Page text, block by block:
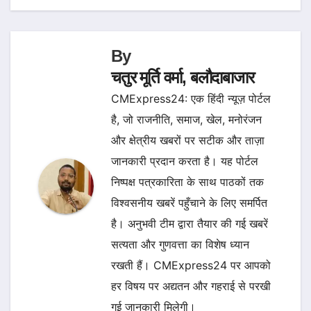
By
चतुर मूर्ति वर्मा, बलौदाबाजार
CMExpress24: एक हिंदी न्यूज़ पोर्टल
है, जो राजनीति, समाज, खेल, मनोरंजन
और क्षेत्रीय खबरों पर सटीक और ताज़ा
जानकारी प्रदान करता है। यह पोर्टल
निष्पक्ष पत्रकारिता के साथ पाठकों तक
विश्वसनीय खबरें पहुँचाने के लिए समर्पित
है। अनुभवी टीम द्वारा तैयार की गई खबरें
सत्यता और गुणवत्ता का विशेष ध्यान
रखती हैं। CMExpress24 पर आपको
हर विषय पर अद्यतन और गहराई से परखी
गई जानकारी मिलेगी।